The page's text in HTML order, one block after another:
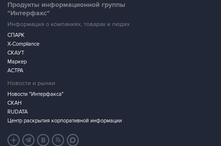
Продукты информационной группы
"Интерфакс"
Информация о компаниях, товарах и людях
СПАРК
X-Compliance
СКАУТ
Маркер
АСТРА
Новости и рынки
Новости "Интерфакса"
СКАН
RUDATA
Центр раскрытия корпоративной информации